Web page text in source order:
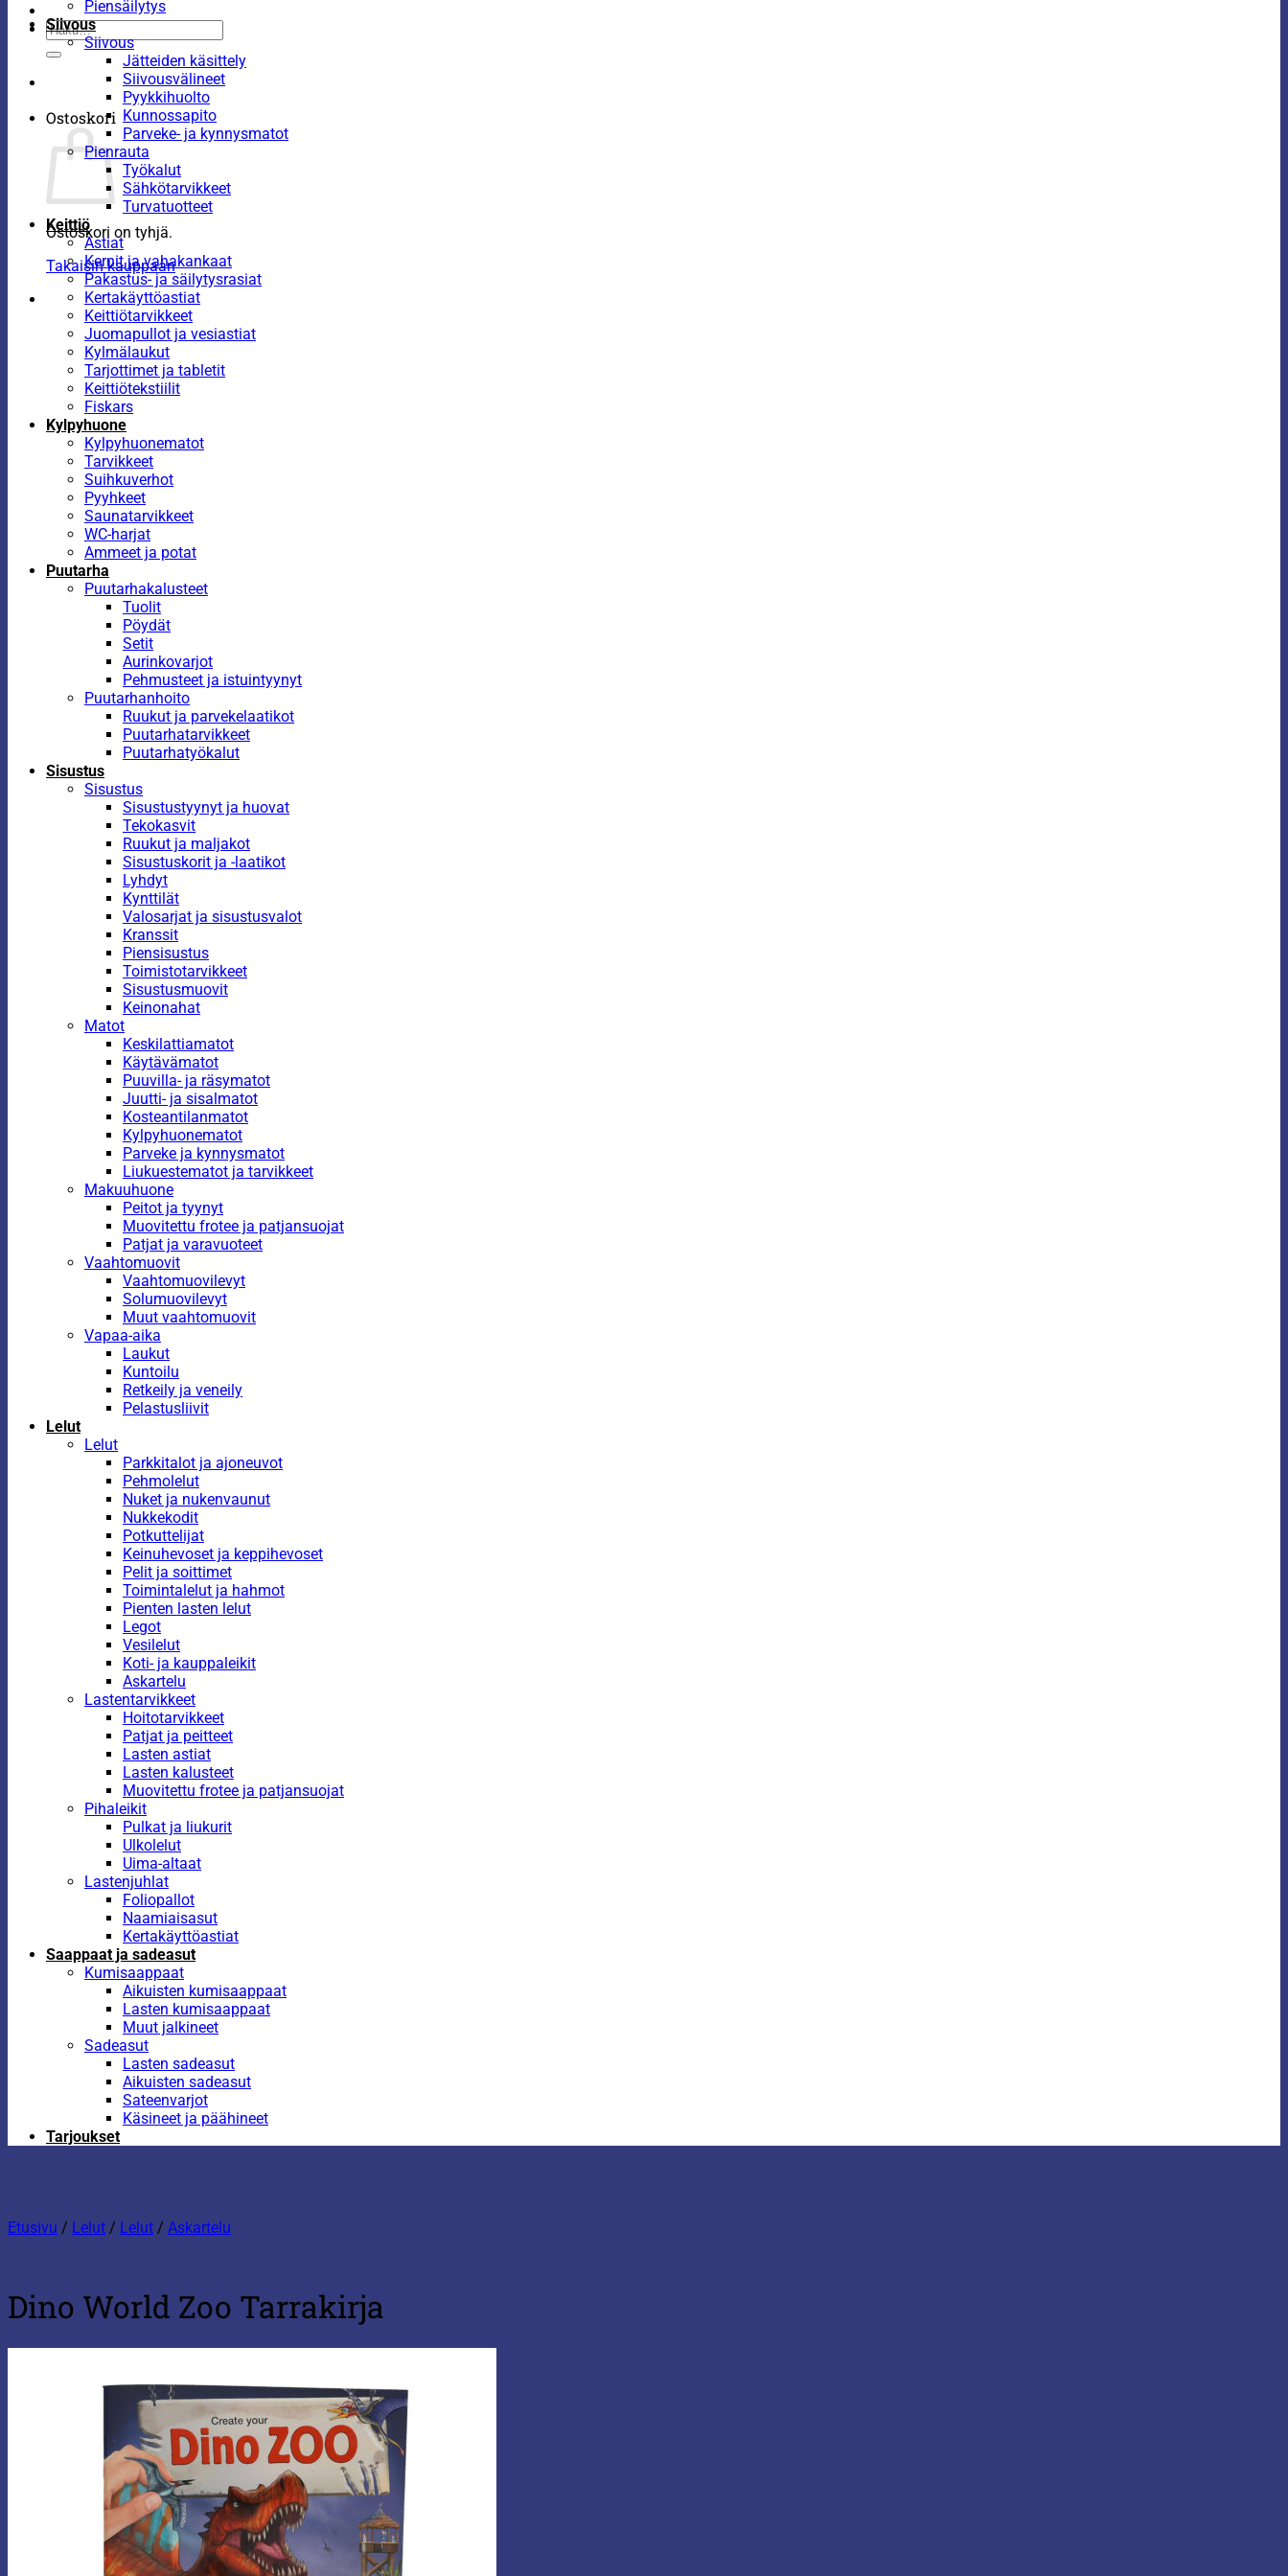
Etsi:
Ostoskori
Ostoskori on tyhjä.
Takaisin kauppaan
Piensäilytys
Siivous
Siivous
Jätteiden käsittely
Siivousvälineet
Pyykkihuolto
Kunnossapito
Parveke- ja kynnysmatot
Pienrauta
Työkalut
Sähkötarvikkeet
Turvatuotteet
Keittiö
Astiat
Kernit ja vahakankaat
Pakastus- ja säilytysrasiat
Kertakäyttöastiat
Keittiötarvikkeet
Juomapullot ja vesiastiat
Kylmälaukut
Tarjottimet ja tabletit
Keittiötekstiilit
Fiskars
Kylpyhuone
Kylpyhuonematot
Tarvikkeet
Suihkuverhot
Pyyhkeet
Saunatarvikkeet
WC-harjat
Ammeet ja potat
Puutarha
Puutarhakalusteet
Tuolit
Pöydät
Setit
Aurinkovarjot
Pehmusteet ja istuintyynyt
Puutarhanhoito
Ruukut ja parvekelaatikot
Puutarhatarvikkeet
Puutarhatyökalut
Sisustus
Sisustus
Sisustustyynyt ja huovat
Tekokasvit
Ruukut ja maljakot
Sisustuskorit ja -laatikot
Lyhdyt
Kynttilät
Valosarjat ja sisustusvalot
Kranssit
Piensisustus
Toimistotarvikkeet
Sisustusmuovit
Keinonahat
Matot
Keskilattiamatot
Käytävämatot
Puuvilla- ja räsymatot
Juutti- ja sisalmatot
Kosteantilanmatot
Kylpyhuonematot
Parveke ja kynnysmatot
Liukuestematot ja tarvikkeet
Makuuhuone
Peitot ja tyynyt
Muovitettu frotee ja patjansuojat
Patjat ja varavuoteet
Vaahtomuovit
Vaahtomuovilevyt
Solumuovilevyt
Muut vaahtomuovit
Vapaa-aika
Laukut
Kuntoilu
Retkeily ja veneily
Pelastusliivit
Lelut
Lelut
Parkkitalot ja ajoneuvot
Pehmolelut
Nuket ja nukenvaunut
Nukkekodit
Potkuttelijat
Keinuhevoset ja keppihevoset
Pelit ja soittimet
Toimintalelut ja hahmot
Pienten lasten lelut
Legot
Vesilelut
Koti- ja kauppaleikit
Askartelu
Lastentarvikkeet
Hoitotarvikkeet
Patjat ja peitteet
Lasten astiat
Lasten kalusteet
Muovitettu frotee ja patjansuojat
Pihaleikit
Pulkat ja liukurit
Ulkolelut
Uima-altaat
Lastenjuhlat
Foliopallot
Naamiaisasut
Kertakäyttöastiat
Saappaat ja sadeasut
Kumisaappaat
Aikuisten kumisaappaat
Lasten kumisaappaat
Muut jalkineet
Sadeasut
Lasten sadeasut
Aikuisten sadeasut
Sateenvarjot
Käsineet ja päähineet
Tarjoukset
Etusivu / Lelut / Lelut / Askartelu
Dino World Zoo Tarrakirja